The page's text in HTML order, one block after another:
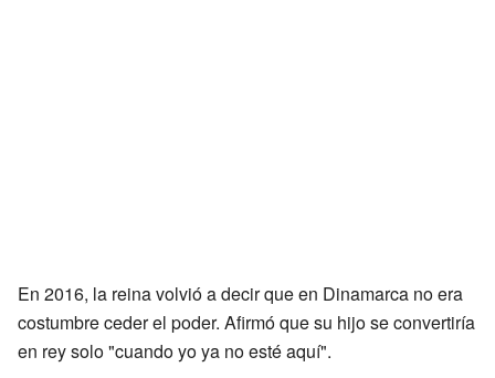
En 2016, la reina volvió a decir que en Dinamarca no era
costumbre ceder el poder. Afirmó que su hijo se convertiría
en rey solo "cuando yo ya no esté aquí".